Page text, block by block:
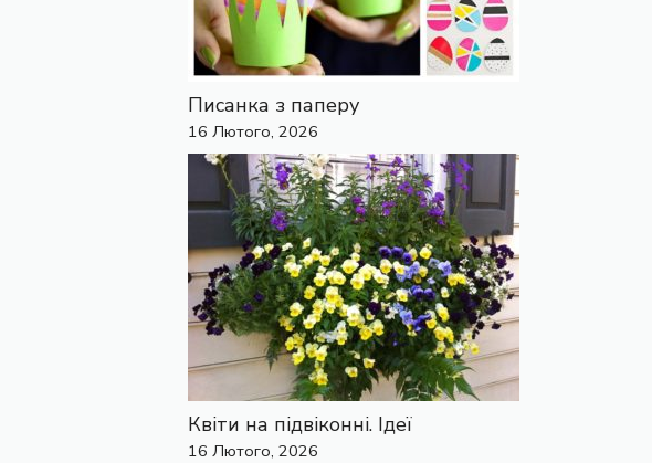
Писанка з паперу
16 Лютого, 2026
Квіти на підвіконні. Ідеї
16 Лютого, 2026